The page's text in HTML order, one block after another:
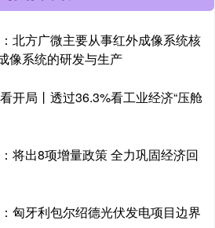
北方广微主要从事红外成像系统核
像系统的研发与生产
开局丨透过36.3%看工业经济“压舱
将出8项增量政策 全力巩固经济回
匈牙利包尔绍德光伏发电项目边界